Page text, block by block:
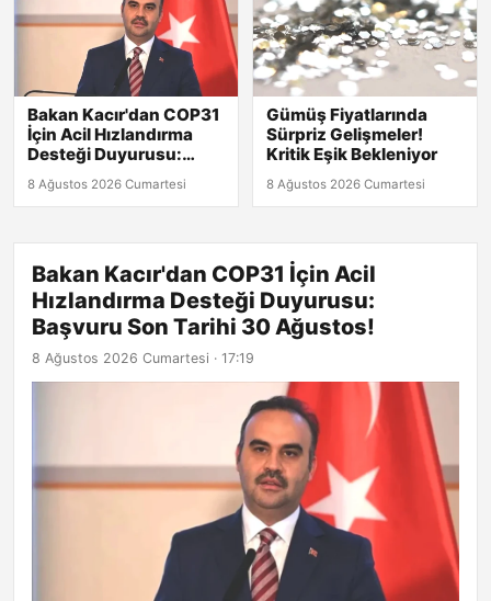
Bakan Kacır'dan COP31
İçin Acil Hızlandırma
Desteği Duyurusu:
Başvuru Son Tarihi 30
Ağustos!
8 Ağustos 2026 Cumartesi
Gümüş Fiyatlarında
Sürpriz Gelişmeler!
Kritik Eşik Bekleniyor
8 Ağustos 2026 Cumartesi
Bakan Kacır'dan COP31 İçin Acil
Hızlandırma Desteği Duyurusu:
Başvuru Son Tarihi 30 Ağustos!
8 Ağustos 2026 Cumartesi · 17:19